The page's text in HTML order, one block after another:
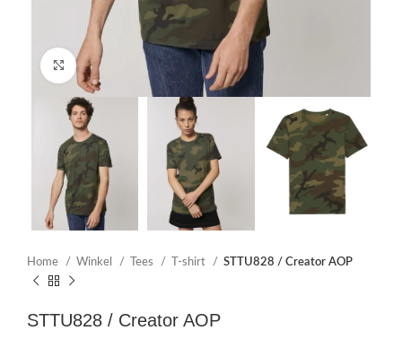
Click to enlarge
Home Winkel Tees T-shirt STTU828 / Creator AOP
STTU828 / Creator AOP